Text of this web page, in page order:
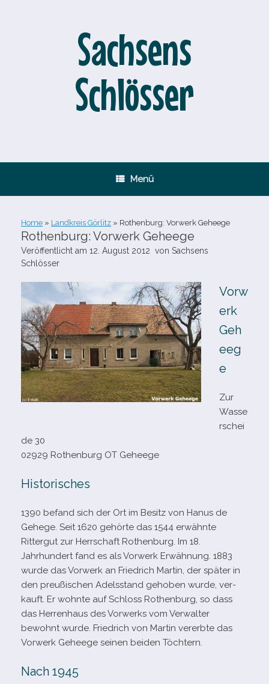
Sachsens
Schlösser
Menü
Home » Landkreis Görlitz » Rothenburg: Vorwerk Geheege
Rothenburg: Vorwerk Geheege
Veröffentlicht am 12. August 2012 von Sachsens
Schlösser
Vorw
erk
Geh
eeg
e
Zur
Wasse
rschei
de 30
02929 Rothenburg OT Geheege
Historisches
1390 befand sich der Ort im Besitz von Hanus de
Gehege. Seit 1620 gehörte das 1544 erwähnte
Rittergut zur Herrschaft Rothenburg. Im 18.
Jahrhundert fand es als Vorwerk Erwähnung. 1883
wurde das Vorwerk an Friedrich Martin, der spä­ter in
den preu­ßi­schen Adelsstand geho­ben wurde, ver­
kauft. Er wohnte auf Schloss Rothenburg, so dass
das Herrenhaus des Vorwerks vom Verwalter
bewohnt wurde. Friedrich von Martin ver­erbte das
Vorwerk Geheege sei­nen bei­den Töchtern.
Nach 1945